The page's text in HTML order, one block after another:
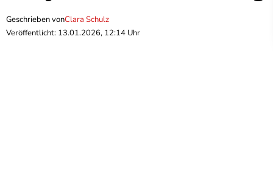
Geschrieben vonClara Schulz
Veröffentlicht: 13.01.2026, 12:14 Uhr